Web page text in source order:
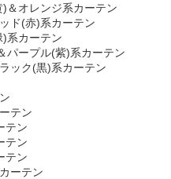
)＆オレンジ系カーテン
ド(赤)系カーテン
系カーテン
パープル(紫)系カーテン
ック(黒)系カーテン
テン
テン
テン
テン
ーテン